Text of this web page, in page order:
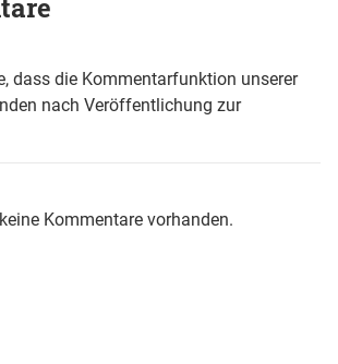
dass die Kommentarfunktion unserer
nach Veröffentlichung zur
Kommentare vorhanden.